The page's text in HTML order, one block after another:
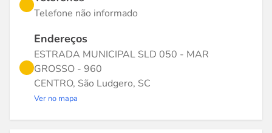
Telefone não informado
Endereços
ESTRADA MUNICIPAL SLD 050 - MAR
GROSSO - 960
CENTRO, São Ludgero, SC
Ver no mapa